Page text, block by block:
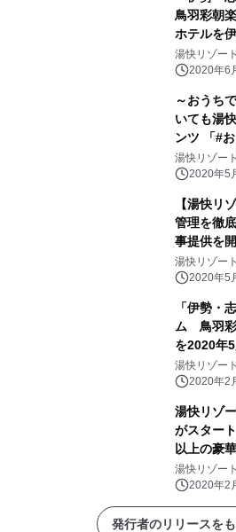
鳥羽彩朝
ホテルを
ン
湯快リゾー
2020年6
～おうち
いても湯
ンツ 「#
ート
湯快リゾー
2020年5
【湯快リ
管理を徹
事提供を
湯快リゾー
2020年5
「伊勢・
ム 鳥羽彩
を2020年
ン 3月3日
ート
湯快リゾー
2020年2
湯快リゾ
がスター
以上の豪
り」も開催
湯快リゾー
2020年2
発行者のリリースを